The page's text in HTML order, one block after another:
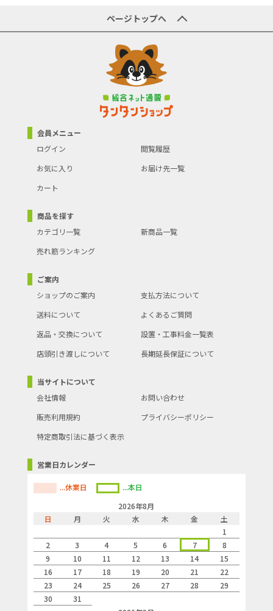
ページトップへ
会員メニュー
ログイン
閲覧履歴
お気に入り
お届け先一覧
カート
商品を探す
カテゴリ一覧
新商品一覧
売れ筋ランキング
ご案内
ショップのご案内
支払方法について
送料について
よくあるご質問
返品・交換について
設置・工事料金一覧表
店頭引き渡しについて
長期延長保証について
当サイトについて
会社情報
お問い合わせ
販売利用規約
プライバシーポリシー
特定商取引法に基づく表示
営業日カレンダー
...休業日
...本日
2026年8月
日
月 火 水 木 金
土
1
2
3 4 5 6 7
8
9
10 11 12 13 14
15
16
17 18 19 20 21
22
23
24 25 26 27 28
29
30
31